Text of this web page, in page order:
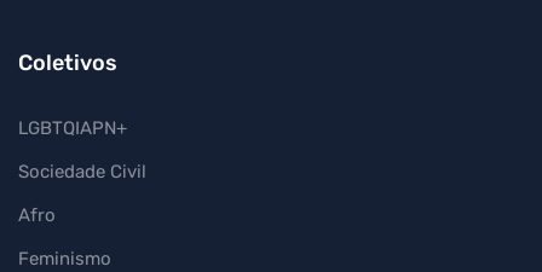
Coletivos
LGBTQIAPN+
Sociedade Civil
Afro
Feminismo